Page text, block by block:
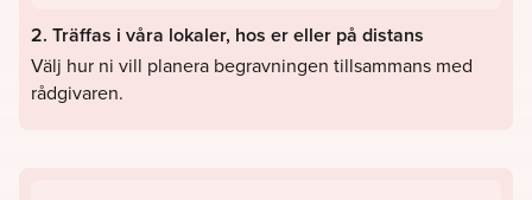
2. Träffas i våra lokaler, hos er eller på distans
Välj hur ni vill planera begravningen tillsammans med
rådgivaren.